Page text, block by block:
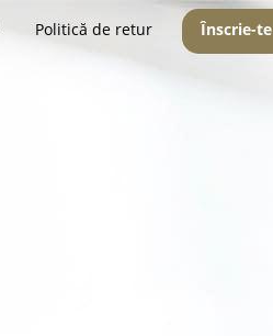
Politică de retur Înscrie-te